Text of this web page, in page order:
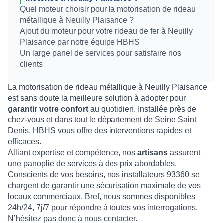
Quel moteur choisir pour la motorisation de rideau
métallique à Neuilly Plaisance ?
Ajout du moteur pour votre rideau de fer à Neuilly
Plaisance par notre équipe HBHS
Un large panel de services pour satisfaire nos
clients
La motorisation de rideau métallique à Neuilly Plaisance
est sans doute la meilleure solution à adopter pour
garantir votre confort au quotidien. Installée près de
chez-vous et dans tout le département de Seine Saint
Denis, HBHS vous offre des interventions rapides et
efficaces.
Alliant expertise et compétence, nos artisans assurent
une panoplie de services à des prix abordables.
Conscients de vos besoins, nos installateurs 93360 se
chargent de garantir une sécurisation maximale de vos
locaux commerciaux. Bref, nous sommes disponibles
24h/24, 7j/7 pour répondre à toutes vos interrogations.
N’hésitez pas donc à nous contacter.